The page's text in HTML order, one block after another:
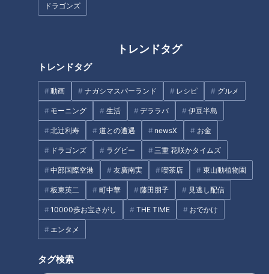
ドラゴンズ
トレンドタグ
トレンドタグ
動画 ナガシマスパーランド レシピ グルメ
モーニング 生活 デララバ 伊豆半島
北辻利寿 道との遭遇 newsX お金
ドラゴンズ ラグビー 三重 花咲かタイムズ
中部国際空港 友廣南実 喫茶店 東山動植物園
板東英二 町中華 藤田朋子 見逃し配信
10000歩お宝さがし THE TIME おでかけ
エンタメ
タグ検索
閉校！ 2年半で107校、マヂラ
【特別座談会】テレビ局ヘアメ
イクが明かす舞台裏と仕事のリ
【全力！なにわ実験部～ナゴヤ
のギモン、ガチ検証～】しらた
きで作った豚バラミンチの油そ
タグ
me:tone メイク